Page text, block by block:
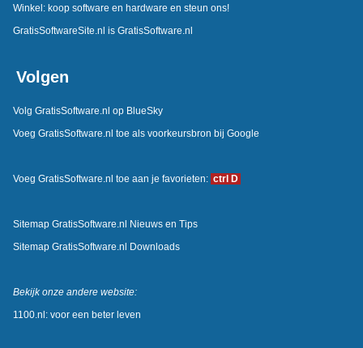
Winkel: koop software en hardware en steun ons!
GratisSoftwareSite.nl is GratisSoftware.nl
Volgen
Volg GratisSoftware.nl op BlueSky
Voeg GratisSoftware.nl toe als voorkeursbron bij Google
Voeg GratisSoftware.nl toe aan je favorieten: ctrl D
Sitemap GratisSoftware.nl Nieuws en Tips
Sitemap GratisSoftware.nl Downloads
Bekijk onze andere website:
1100.nl: voor een beter leven